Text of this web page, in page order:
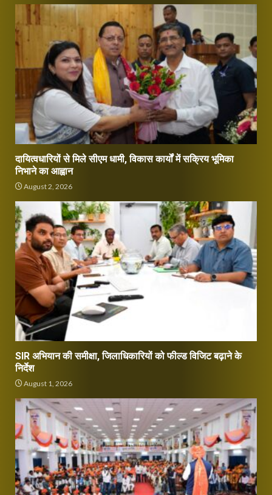
दायित्वधारियों से मिले सीएम धामी, विकास कार्यों में सक्रिय भूमिका
निभाने का आह्वान
August 2, 2026
SIR अभियान की समीक्षा, जिलाधिकारियों को फील्ड विजिट बढ़ाने के
निर्देश
August 1, 2026